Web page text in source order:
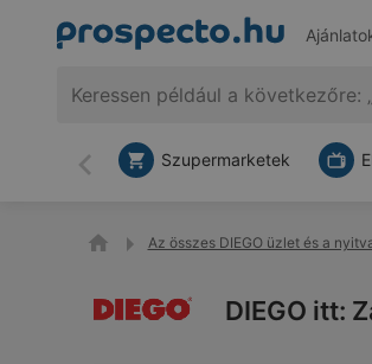
Vissza
Szupermarketek
Az összes DIEGO üzlet és a
DIEGO itt: